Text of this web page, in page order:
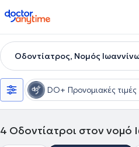
doctoranytime
Οδοντίατρος, Νομός
DO+ Προνομιακές τιμές
4 Οδοντίατροι στον νομό